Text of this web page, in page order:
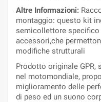
Altre Informazioni:
montaggio: questo kit
semicollettore
accessori,che
modifiche strutturali
Prodotto originale GPR,
nel motomondiale,
miglioramento delle
di peso ed un suono